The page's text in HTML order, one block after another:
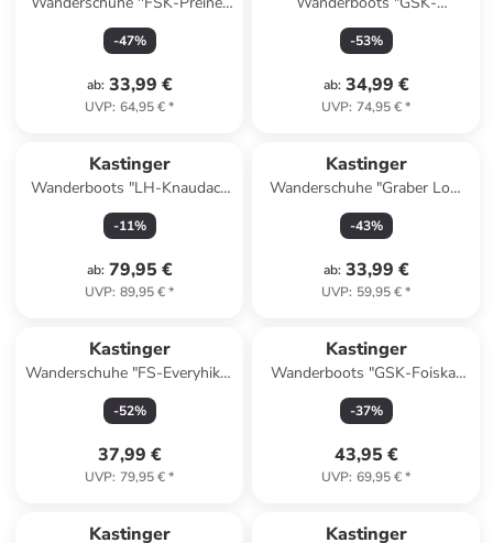
low XT KTX'' in Blau/ Orange
-47%
ab: 33,99 €
UVP: 64,95 €*
Norderner Mid XT KTX" in
Dunkelblau/ Limette
-53%
ab: 34,99 €
UVP: 74,95 €*
Kastinger
Wanderboots "LH-Knaudach
Mid KTX" in Schwarz
-11%
ab: 79,95 €
UVP: 89,95 €*
Kastinger
Wanderschuhe "Graber Low
EV KTX" in Blau
-43%
ab: 33,99 €
UVP: 59,95 €*
Kastinger
Wanderschuhe "FS-Everyhiker
Low XT KTX" in Dunkelblau
-52%
37,99 €
UVP: 79,95 €*
Kastinger
Wanderboots "GSK-Foiskar
Mid KTX" in Grau/ Türkis
-37%
43,95 €
UVP: 69,95 €*
Kastinger Kastinger